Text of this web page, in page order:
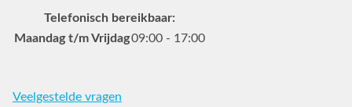
Telefonisch bereikbaar:
Maandag t/m Vrijdag09:00 - 17:00
Veelgestelde vragen